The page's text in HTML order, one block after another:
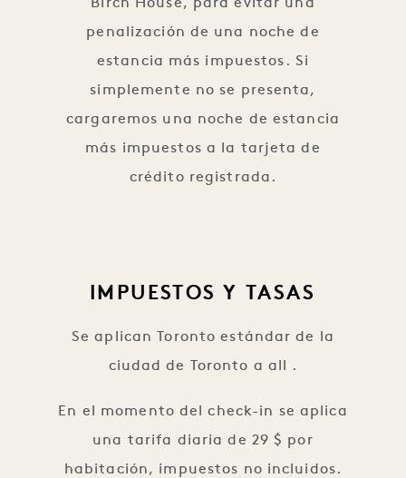
Birch House, para evitar una
penalización de una noche de
estancia más impuestos. Si
simplemente no se presenta,
cargaremos una noche de estancia
más impuestos a la tarjeta de
crédito registrada.
IMPUESTOS Y TASAS
Se aplican Toronto estándar de la
ciudad de Toronto a all .
En el momento del check-in se aplica
una tarifa diaria de 29 $ por
habitación, impuestos no incluidos.